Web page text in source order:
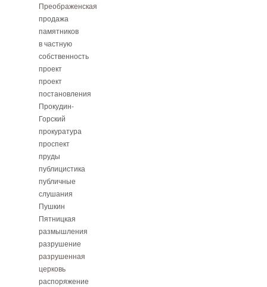
Преображенская
продажа
памятников
в частную
собственность
проект
проект
постановления
Прокудин-
Горский
прокуратура
проспект
пруды
публицистика
публичные
слушания
Пушкин
Пятницкая
размышления
разрушение
разрушенная
церковь
распоряжение